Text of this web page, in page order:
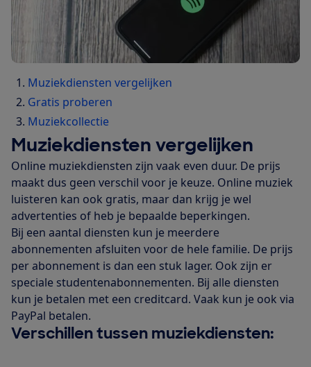
Muziekdiensten vergelijken
Gratis proberen
Muziekcollectie
Muziekdiensten vergelijken
Online muziekdiensten zijn vaak even duur. De prijs
maakt dus geen verschil voor je keuze. Online muziek
luisteren kan ook gratis, maar dan krijg je wel
advertenties of heb je bepaalde beperkingen.
Bij een aantal diensten kun je meerdere
abonnementen afsluiten voor de hele familie. De prijs
per abonnement is dan een stuk lager. Ook zijn er
speciale studentenabonnementen. Bij alle diensten
kun je betalen met een creditcard. Vaak kun je ook via
PayPal betalen.
Verschillen tussen muziekdiensten: